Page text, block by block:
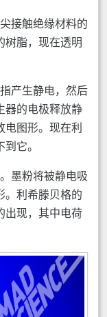
接触绝缘材料的
树脂，现在透明
产生静电，然后
器的电极释放静
图形。现在利
它。
墨粉将被静电吸
。利希滕贝格的
出现，其中电荷